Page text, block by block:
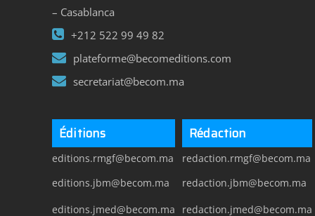
– Casablanca
+212 522 99 49 82
plateforme@becomeditions.com
secretariat@becom.ma
Éditions
editions.rmgf@becom.ma
editions.jbm@becom.ma
editions.jmed@becom.ma
Rédaction
redaction.rmgf@becom.ma
redaction.jbm@becom.ma
redaction.jmed@becom.ma